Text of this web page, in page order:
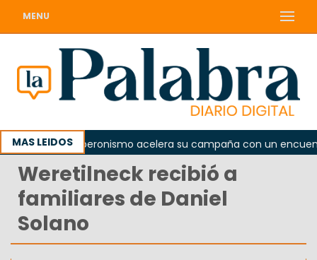
MENU
MAS LEIDOSEl peronismo acelera su campaña con un encuentro
Weretilneck recibió a
familiares de Daniel
Solano